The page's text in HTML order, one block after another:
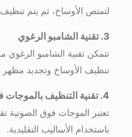
لتمتص الأوساخ، ثم يتم
3. تقنية الشامبو الرغوي
تتمكن تقنية الشامبو
تنظيف الأوساخ وتجديد مظهر
4. تقنية التنظيف بالموجات فوق الصوتية
تعتبر الموجات فوق الصوتية
باستخدام الأساليب التقليدية.